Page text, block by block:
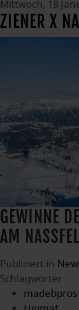
Mittwoch, 18
ZIENER X
GEWINNE
AM
Publiziert in
Schlagwörter
madebpros